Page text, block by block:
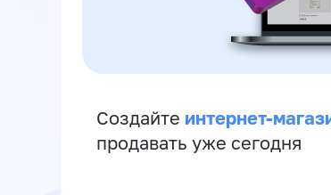
Создайте интернет-
продавать уже сегодня